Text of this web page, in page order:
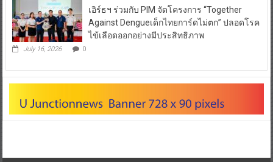
เอิร์ธฯ ร่วมกับ PIM จัดโครงการ “Together
Against Dengueเด็กไทยการ์ดไม่ตก” ปลอดโรค
ไข้เลือดออกอย่างมีประสิทธิภาพ
July 16, 2026 0